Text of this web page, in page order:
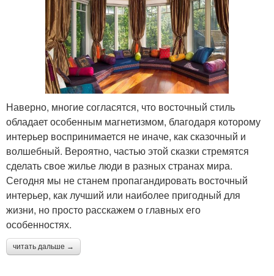
Наверно, многие согласятся, что восточный стиль
обладает особенным магнетизмом, благодаря которому
интерьер воспринимается не иначе, как сказочный и
волшебный. Вероятно, частью этой сказки стремятся
сделать свое жилье люди в разных странах мира.
Сегодня мы не станем пропагандировать восточный
интерьер, как лучший или наиболее пригодный для
жизни, но просто расскажем о главных его
особенностях.
читать дальше →